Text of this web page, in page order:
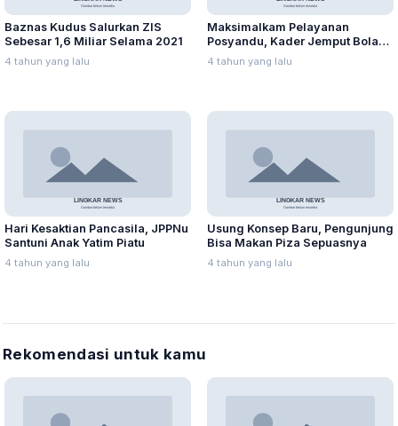
Baznas Kudus Salurkan ZIS
Sebesar 1,6 Miliar Selama 2021
4 tahun yang lalu
Maksimalkam Pelayanan
Posyandu, Kader Jemput Bola
ke Rumah Warga
4 tahun yang lalu
Hari Kesaktian Pancasila, JPPNu
Santuni Anak Yatim Piatu
4 tahun yang lalu
Usung Konsep Baru, Pengunjung
Bisa Makan Piza Sepuasnya
4 tahun yang lalu
Rekomendasi untuk kamu